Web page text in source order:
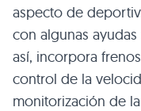
aspecto de
con algunas
así, incorpora frenos
control de la
monitorización de